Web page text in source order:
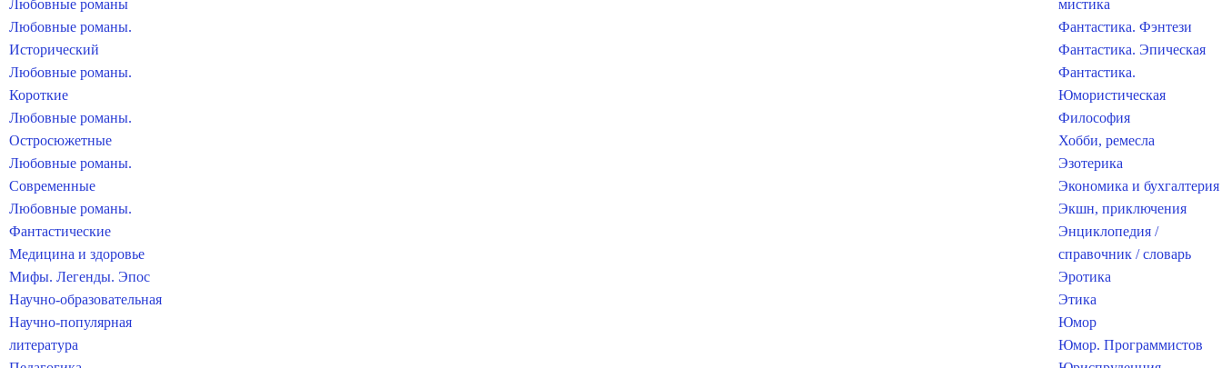
Любовные романы
Любовные романы.
Исторический
Любовные романы.
Короткие
Любовные романы.
Остросюжетные
Любовные романы.
Современные
Любовные романы.
Фантастические
Медицина и здоровье
Мифы. Легенды. Эпос
Научно-образовательная
Научно-популярная
литература
мистика
Фантастика. Фэнтези
Фантастика. Эпическая
Фантастика.
Юмористическая
Философия
Хобби, ремесла
Эзотерика
Экономика и бухгалтерия
Экшн, приключения
Энциклопедия /
справочник / словарь
Эротика
Этика
Юмор
Юмор. Программистов